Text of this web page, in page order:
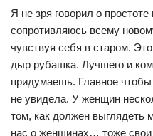
Я не зря говорил о
сопротивляюсь всему
чувствуя себя в старом.
дыр рубашка. Лучшего и
придумаешь. Главное
не увидела. У женщин
том, как должен выглядеть
нас о женщинах… тоже свои